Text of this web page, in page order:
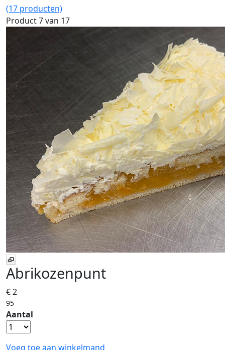
(17 producten)
Product 7 van 17
Abrikozenpunt
€ 2
95
Aantal
Voeg toe aan winkelmand